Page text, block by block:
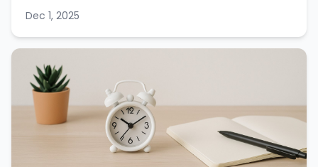
Dec 1, 2025